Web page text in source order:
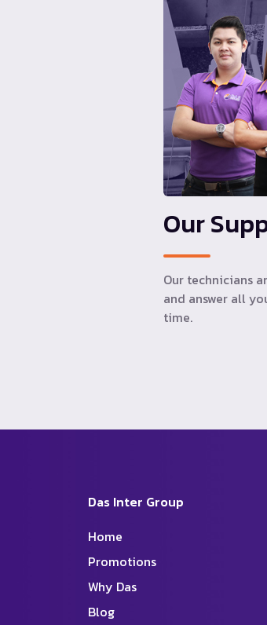
Our
Our technicians
and answer all
time.
Das Inter Group
Home
Promotions
Why Das
Blog